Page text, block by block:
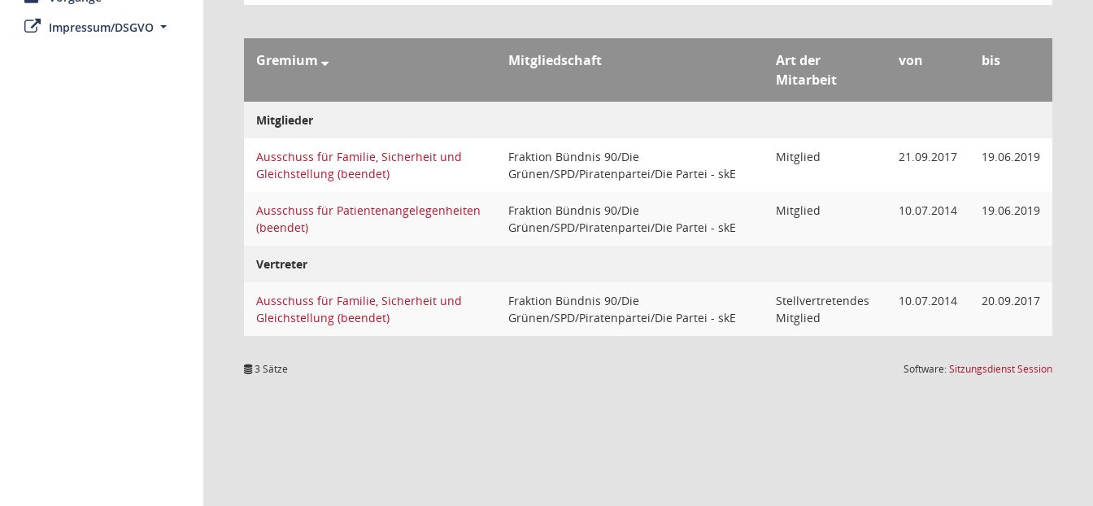
Impressum/DSGVO
Gremium Mitgliedschaft
Art der
Mitarbeit
von bis
Mitglieder
Ausschuss für Familie, Sicherheit und
Gleichstellung (beendet)
Fraktion Bündnis 90/Die
Grünen/SPD/Piratenpartei/Die Partei - skE
Mitglied 21.09.2017 19.06.2019
Ausschuss für Patientenangelegenheiten
(beendet)
Fraktion Bündnis 90/Die
Grünen/SPD/Piratenpartei/Die Partei - skE
Mitglied 10.07.2014 19.06.2019
Vertreter
Ausschuss für Familie, Sicherheit und
Gleichstellung (beendet)
Fraktion Bündnis 90/Die
Grünen/SPD/Piratenpartei/Die Partei - skE
Stellvertretendes
Mitglied
10.07.2014 20.09.2017
3 Sätze Software:SitzungsdienstSession(Wird in